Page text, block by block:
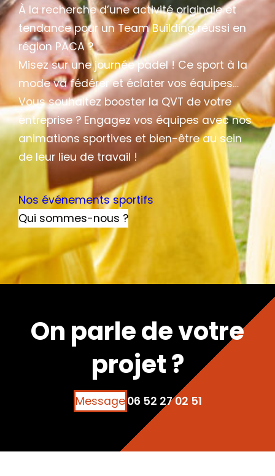
À la recherche d’une activité originale et
tendance pour un Team Building réussi en
région PACA ?
Misez sur une journée padel ! Ce sport à la
mode va fédérer et éclater vos équipes…
Vous souhaitez booster la QVT de votre
entreprise ? Engagez vos équipes avec nos
animations sportives et bien-être au sein
de leur lieu de travail !
Nos événements sportifs
Qui sommes-nous ?
On parle de votre
projet ?
Message06 52 27 02 51